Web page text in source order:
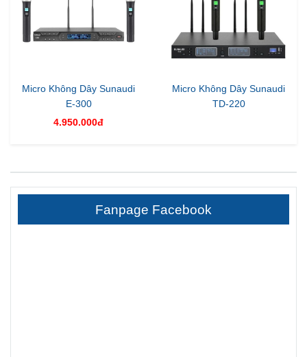
Micro Không Dây Sunaudi
E-300
4.950.000đ
Micro Không Dây Sunaudi
TD-220
Fanpage Facebook